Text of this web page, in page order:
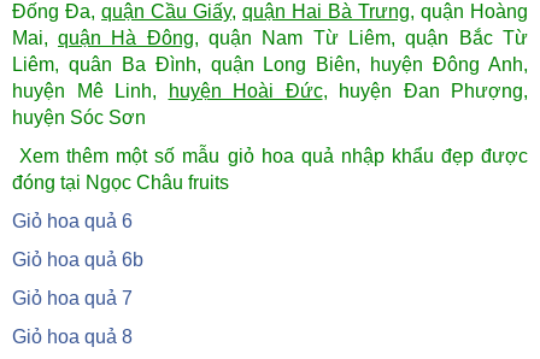
Đống Đa, quận Cầu Giấy, quận Hai Bà Trưng, quận Hoàng
Mai, quận Hà Đông, quận Nam Từ Liêm, quận Bắc Từ
Liêm, quân Ba Đình, quận Long Biên, huyện Đông Anh,
huyện Mê Linh,
huyện Hoài Đức, huyện Đan Phượng,
huyện Sóc Sơn
Xem thêm một số mẫu giỏ hoa quả nhập khẩu đẹp được
đóng tại Ngọc Châu fruits
Giỏ hoa quả 6
Giỏ hoa quả 6b
Giỏ hoa quả 7
Giỏ hoa quả 8